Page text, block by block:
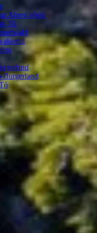
Alpesi régió
Tó
Burgerland